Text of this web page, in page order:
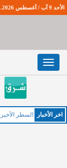
الأحد 9 آب / أغسطس 2026. 10:37:8 صباحاً
Toggle
navigation
اخر اﻷخبار الخمي